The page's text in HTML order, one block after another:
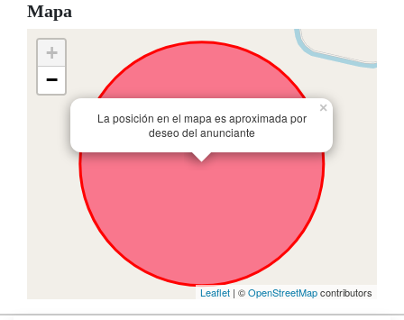
Mapa
La posición en el mapa es aproximada por
deseo del anunciante
×
+
−
Leaflet | ©OpenStreetMapcontributors